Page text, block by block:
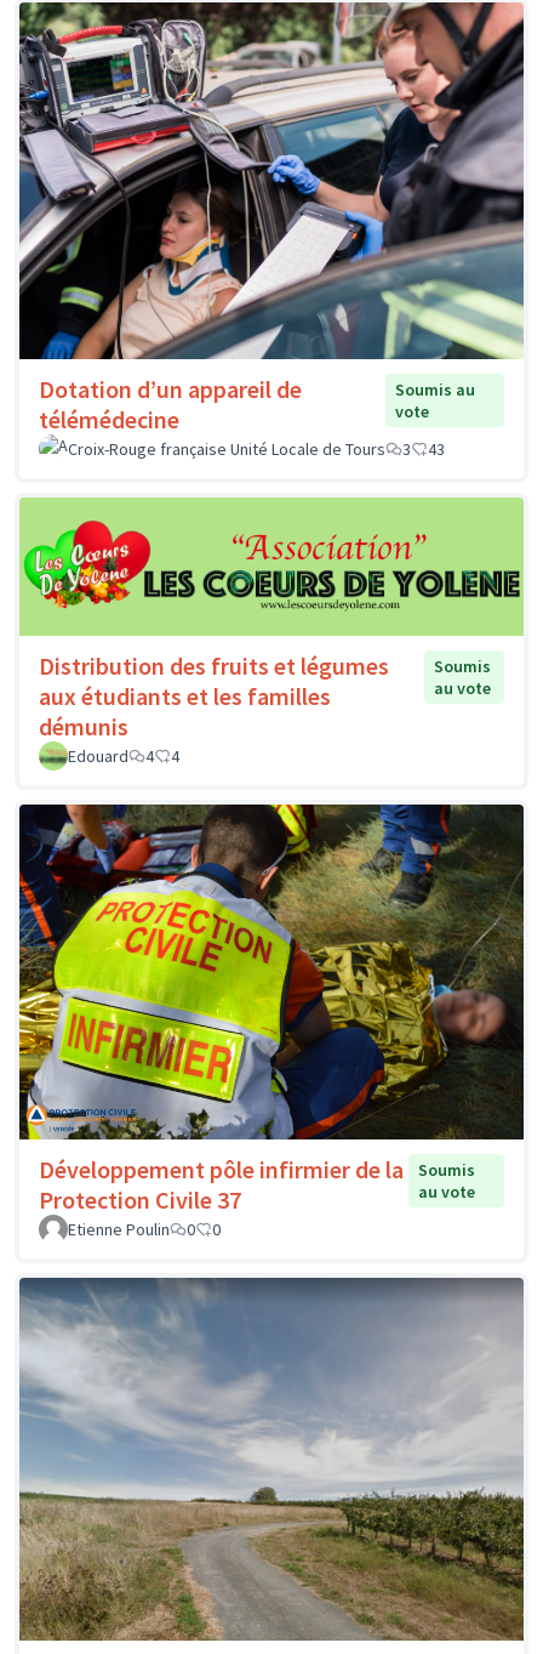
Dotation d’un appareil de
télémédecine
Soumis au
vote
Croix-Rouge française Unité Locale de Tours
3 43
Distribution des fruits et légumes
aux étudiants et les familles
démunis
Soumis
au vote
Edouard 4 4
Développement pôle infirmier de la
Protection Civile 37
Soumis
au vote
Etienne Poulin
0 0